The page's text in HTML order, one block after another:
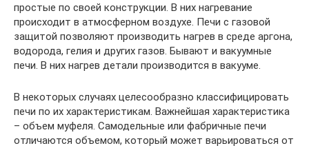
простые по своей конструкции. В них нагревание
происходит в атмосферном воздухе. Печи с газовой
защитой позволяют производить нагрев в среде аргона,
водорода, гелия и других газов. Бывают и вакуумные
печи. В них нагрев детали производится в вакууме.
В некоторых случаях целесообразно классифицировать
печи по их характеристикам. Важнейшая характеристика
– объем муфеля. Самодельные или фабричные печи
отличаются объемом, который может варьироваться от